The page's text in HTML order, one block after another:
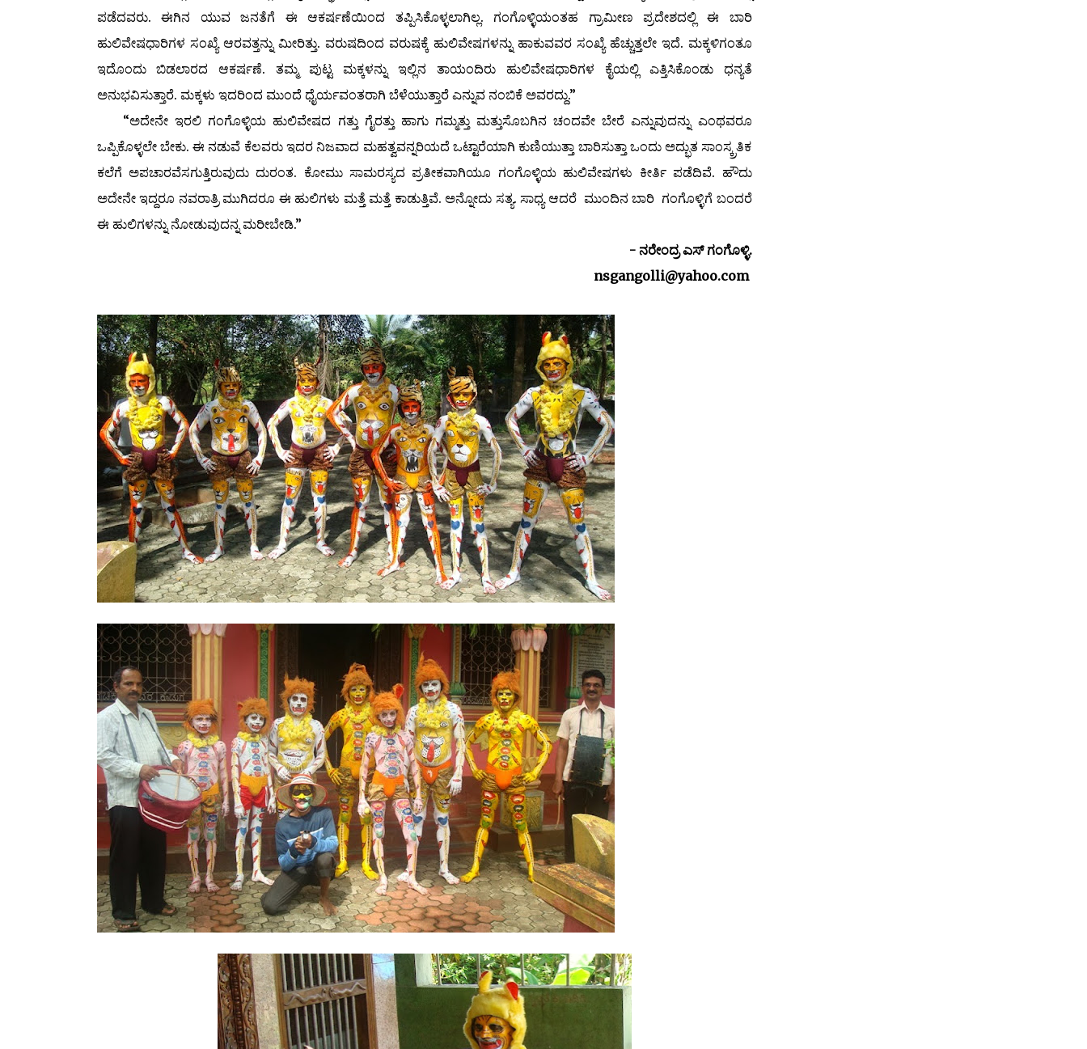
ಪಡೆದವರು. ಈಗಿನ ಯುವ ಜನತೆಗೆ ಈ ಆಕರ್ಷಣೆಯಿಂದ ತಪ್ಪಿಸಿಕೊಳ್ಳಲಾಗಿಲ್ಲ. ಗಂಗೊಳ್ಳಿಯಂತಹ ಗ್ರಾಮೀಣ ಪ್ರದೇಶದಲ್ಲಿ ಈ ಬಾರಿ
ಹುಲಿವೇಷಧಾರಿಗಳ ಸಂಖ್ಯೆ ಆರವತ್ತನ್ನು ಮೀರಿತ್ತು. ವರುಷದಿಂದ ವರುಷಕ್ಕೆ ಹುಲಿವೇಷಗಳನ್ನು ಹಾಕುವವರ ಸಂಖ್ಯೆ ಹೆಚ್ಚುತ್ತಲೇ ಇದೆ. ಮಕ್ಕಳಿಗಂತೂ
ಇದೊಂದು ಬಿಡಲಾರದ ಆಕರ್ಷಣೆ. ತಮ್ಮ ಪುಟ್ಟ ಮಕ್ಕಳನ್ನು ಇಲ್ಲಿನ ತಾಯಂದಿರು ಹುಲಿವೇಷಧಾರಿಗಳ ಕೈಯಲ್ಲಿ ಎತ್ತಿಸಿಕೊಂಡು ಧನ್ಯತೆ
ಅನುಭವಿಸುತ್ತಾರೆ. ಮಕ್ಕಳು ಇದರಿಂದ ಮುಂದೆ ಧೈರ್ಯವಂತರಾಗಿ ಬೆಳೆಯುತ್ತಾರೆ ಎನ್ನುವ ನಂಬಿಕೆ ಅವರದ್ದು.”
“ಅದೇನೇ ಇರಲಿ ಗಂಗೊಳ್ಳಿಯ ಹುಲಿವೇಷದ ಗತ್ತು ಗೈರತ್ತು ಹಾಗು ಗಮ್ಮತ್ತು ಮತ್ತುಸೊಬಗಿನ ಚಂದವೇ ಬೇರೆ ಎನ್ನುವುದನ್ನು ಎಂಥವರೂ
ಒಪ್ಪಿಕೊಳ್ಳಲೇ ಬೇಕು. ಈ ನಡುವೆ ಕೆಲವರು ಇದರ ನಿಜವಾದ ಮಹತ್ವವನ್ನರಿಯದೆ ಒಟ್ಟಾರೆಯಾಗಿ ಕುಣಿಯುತ್ತಾ ಬಾರಿಸುತ್ತಾ ಒಂದು ಅದ್ಭುತ ಸಾಂಸ್ಕ್ರತಿಕ
ಕಲೆಗೆ ಅಪಚಾರವೆಸಗುತ್ತಿರುವುದು ದುರಂತ. ಕೋಮು ಸಾಮರಸ್ಯದ ಪ್ರತೀಕವಾಗಿಯೂ ಗಂಗೊಳ್ಳಿಯ ಹುಲಿವೇಷಗಳು ಕೀರ್ತಿ ಪಡೆದಿವೆ. ಹೌದು
ಅದೇನೇ ಇದ್ದರೂ ನವರಾತ್ರಿ ಮುಗಿದರೂ ಈ ಹುಲಿಗಳು ಮತ್ತೆ ಮತ್ತೆ ಕಾಡುತ್ತಿವೆ. ಅನ್ನೋದು ಸತ್ಯ. ಸಾಧ್ಯ ಆದರೆ ಮುಂದಿನ ಬಾರಿ ಗಂಗೊಳ್ಳಿಗೆ ಬಂದರೆ
ಈ ಹುಲಿಗಳನ್ನು ನೋಡುವುದನ್ನ ಮರೀಬೇಡಿ.”
- ನರೇಂದ್ರ ಎಸ್ ಗಂಗೊಳ್ಳಿ.
nsgangolli@yahoo.com